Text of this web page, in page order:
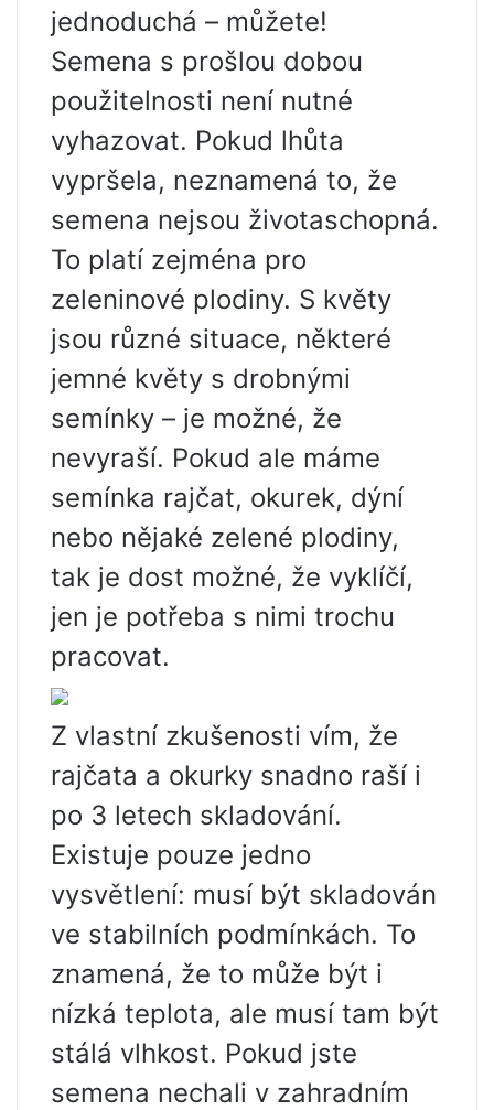
jednoduchá – můžete!
Semena s prošlou dobou
použitelnosti není nutné
vyhazovat. Pokud lhůta
vypršela, neznamená to, že
semena nejsou životaschopná.
To platí zejména pro
zeleninové plodiny. S květy
jsou různé situace, některé
jemné květy s drobnými
semínky – je možné, že
nevyraší. Pokud ale máme
semínka rajčat, okurek, dýní
nebo nějaké zelené plodiny,
tak je dost možné, že vyklíčí,
jen je potřeba s nimi trochu
pracovat.
Z vlastní zkušenosti vím, že
rajčata a okurky snadno raší i
po 3 letech skladování.
Existuje pouze jedno
vysvětlení: musí být skladován
ve stabilních podmínkách. To
znamená, že to může být i
nízká teplota, ale musí tam být
stálá vlhkost. Pokud jste
semena nechali v zahradním